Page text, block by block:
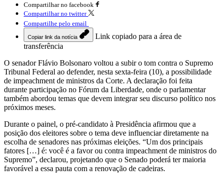
Compartilhar no facebook
Compartilhar no twitter
Compartilhe pelo email
Copiar link da notícia
Link copiado para a área de
transferência
O senadorFlávio Bolsonaro voltou a subir o tom contra o Supremo
Tribunal Federal ao defender, nesta sexta-feira (10), a possibilidade
de impeachment de ministros da Corte. A declaração foi feita
durante participação no Fórum da Liberdade, onde o parlamentar
também abordou temas que devem integrar seu discurso político nos
próximos meses.
Durante o painel, o pré-candidato à Presidência afirmou que a
posição dos eleitores sobre o tema deve influenciar diretamente na
escolha de senadores nas próximas eleições. “Um dos principais
fatores […] é: você é a favor ou contra impeachment de ministros do
Supremo”, declarou, projetando que o Senado poderá ter maioria
favorável a essa pauta com a renovação de cadeiras.